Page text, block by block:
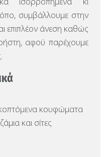
ισορροπημένα κι
συμβάλλουμε στην
επιπλέον άνεση καθώς
αφού παρέχουμε
κουφώματα
και σίτες